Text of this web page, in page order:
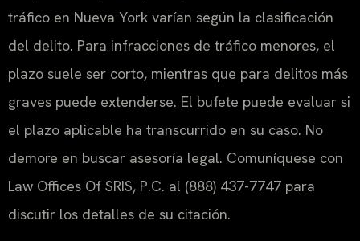
tráfico en Nueva York varían según la clasificación
del delito. Para infracciones de tráfico menores, el
plazo suele ser corto, mientras que para delitos más
graves puede extenderse. El bufete puede evaluar si
el plazo aplicable ha transcurrido en su caso. No
demore en buscar asesoría legal. Comuníquese con
Law Offices Of SRIS, P.C. al (888) 437-7747 para
discutir los detalles de su citación.